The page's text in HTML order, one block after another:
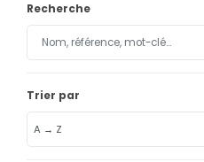
BUREAUTIQUE
Tête de lettre
Sous-mains
Recherche
Trier par